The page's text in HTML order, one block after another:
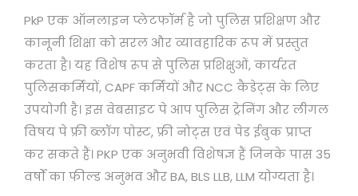
PkP एक ऑनलाइन प्लेटफॉर्म है जो पुलिस प्रशिक्षण और
कानूनी शिक्षा को सरल और व्यावहारिक रूप में प्रस्तुत
करता है। यह विशेष रूप से पुलिस प्रशिक्षुओं, कार्यरत
पुलिसकर्मियों, CAPF कर्मियों और NCC कैडेट्स के लिए
उपयोगी है। इस वेबसाइट पे आप पुलिस ट्रेनिंग और लीगल
विषय पे फ्री ब्लॉग पोस्ट, फ्री नोट्स एवं पेड ईबुक प्राप्त
कर सकते हैं। PKP एक अनुभवी विशेषज्ञ हैं जिनके पास 35
वर्षों का फील्ड अनुभव और BA, BLS LLB, LLM योग्यता है।